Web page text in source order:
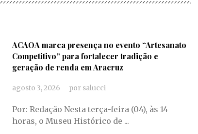
ACAOA marca presença no evento “Artesanato
Competitivo” para fortalecer tradição e
geração de renda em Aracruz
agosto 3, 2026 por salucci
Por: Redação Nesta terça-feira (04), às 14
horas, o Museu Histórico de ...